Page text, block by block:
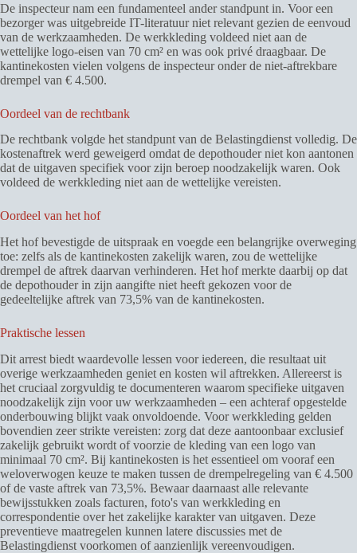
De inspecteur nam een fundamenteel ander standpunt in. Voor een
bezorger was uitgebreide IT-literatuur niet relevant gezien de eenvoud
van de werkzaamheden. De werkkleding voldeed niet aan de
wettelijke logo-eisen van 70 cm² en was ook privé draagbaar. De
kantinekosten vielen volgens de inspecteur onder de niet-aftrekbare
drempel van € 4.500.
Oordeel van de rechtbank
De rechtbank volgde het standpunt van de Belastingdienst volledig. De
kostenaftrek werd geweigerd omdat de depothouder niet kon aantonen
dat de uitgaven specifiek voor zijn beroep noodzakelijk waren. Ook
voldeed de werkkleding niet aan de wettelijke vereisten.
Oordeel van het hof
Het hof bevestigde de uitspraak en voegde een belangrijke overweging
toe: zelfs als de kantinekosten zakelijk waren, zou de wettelijke
drempel de aftrek daarvan verhinderen. Het hof merkte daarbij op dat
de depothouder in zijn aangifte niet heeft gekozen voor de
gedeeltelijke aftrek van 73,5% van de kantinekosten.
Praktische lessen
Dit arrest biedt waardevolle lessen voor iedereen, die resultaat uit
overige werkzaamheden geniet en kosten wil aftrekken. Allereerst is
het cruciaal zorgvuldig te documenteren waarom specifieke uitgaven
noodzakelijk zijn voor uw werkzaamheden – een achteraf opgestelde
onderbouwing blijkt vaak onvoldoende. Voor werkkleding gelden
bovendien zeer strikte vereisten: zorg dat deze aantoonbaar exclusief
zakelijk gebruikt wordt of voorzie de kleding van een logo van
minimaal 70 cm². Bij kantinekosten is het essentieel om vooraf een
weloverwogen keuze te maken tussen de drempelregeling van € 4.500
of de vaste aftrek van 73,5%. Bewaar daarnaast alle relevante
bewijsstukken zoals facturen, foto's van werkkleding en
correspondentie over het zakelijke karakter van uitgaven. Deze
preventieve maatregelen kunnen latere discussies met de
Belastingdienst voorkomen of aanzienlijk vereenvoudigen.